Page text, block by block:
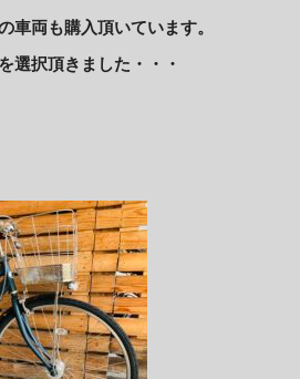
車両も購入頂いています。
選択頂きました・・・